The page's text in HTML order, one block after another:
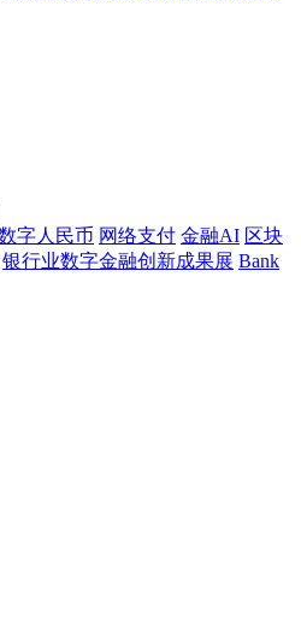
字人民币 网络支付 金融AI 区块
银行业数字金融创新成果展 Bank